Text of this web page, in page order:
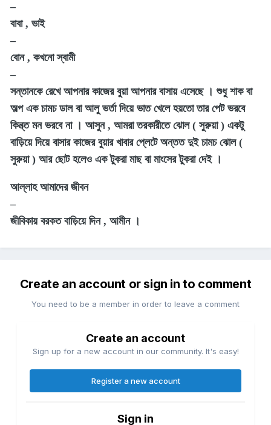
–
বাবা , ভাই
–
বোন , কখনো স্বামী
–
সন্তানকে রেখে আপনার কাজের বুয়া আপনার বাসায় এসেছে । শুধু শাক বা
অল্প এক চামচ ডাল বা আলু ভর্তা দিয়ে ভাত খেলে হয়তো তার পেট ভরবে
কিন্ত্ত মন ভরবে না । আসুন , আমরা তরকারীতে ঝোল ( সুরুয়া ) একটু
বাড়িয়ে দিয়ে বাসার কাজের বুয়ার খাবার প্লেটে অন্তত দুই চামচ ঝোল (
সুরুয়া ) আর ছোট হলেও এক টুকরা মাছ বা মাংসের টুকরা দেই ।
আল্লাহ আমাদের জীবন
–
জীবিকায় বরকত বাড়িয়ে দিন , আমীন ।
Create an account or sign in to comment
You need to be a member in order to leave a comment
Create an account
Sign up for a new account in our community. It's easy!
Register a new account
Sign in